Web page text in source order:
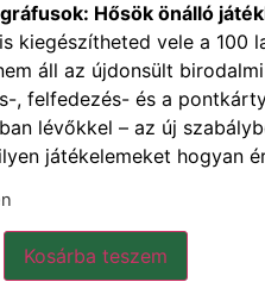
Hősök önálló
kiegészítheted vele a 100
áll az újdonsült
, felfedezés- és a
lévőkkel – az új
játékelemeket hogyan
Kosárba teszem